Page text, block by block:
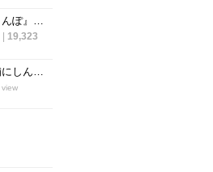
京都にある『ねじりまんぽ』とは何ぞや？
19,323
【京都ニュース】老舗にしんそば店「松葉北店」の跡地に牛カツ専門店がオープン
view